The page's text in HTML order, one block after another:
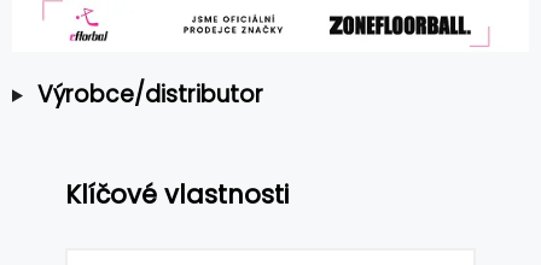
Výrobce/distributor
Klíčové vlastnosti